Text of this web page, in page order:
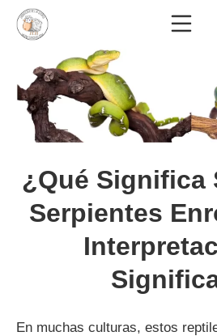
Saltar
El significado
¿Qué Significa
Serpientes
En muchas culturas, estos